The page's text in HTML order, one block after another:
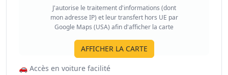
J'autorise le traitement d'informations (dont
mon adresse IP) et leur transfert hors UE par
Google Maps (USA) afin d'afficher la carte
AFFICHER LA CARTE
🚗 Accès en voiture facilité